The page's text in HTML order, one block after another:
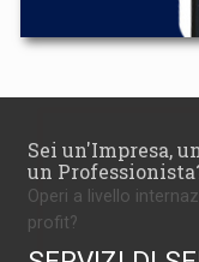
Sei un'Impresa,
un
Operi a livello
profit?